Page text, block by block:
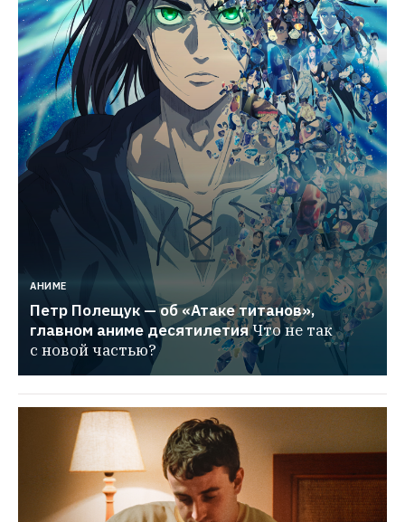
АНИМЕ
Петр Полещук — об «Атаке титанов»,
главном аниме десятилетияЧто не так
с новой частью?